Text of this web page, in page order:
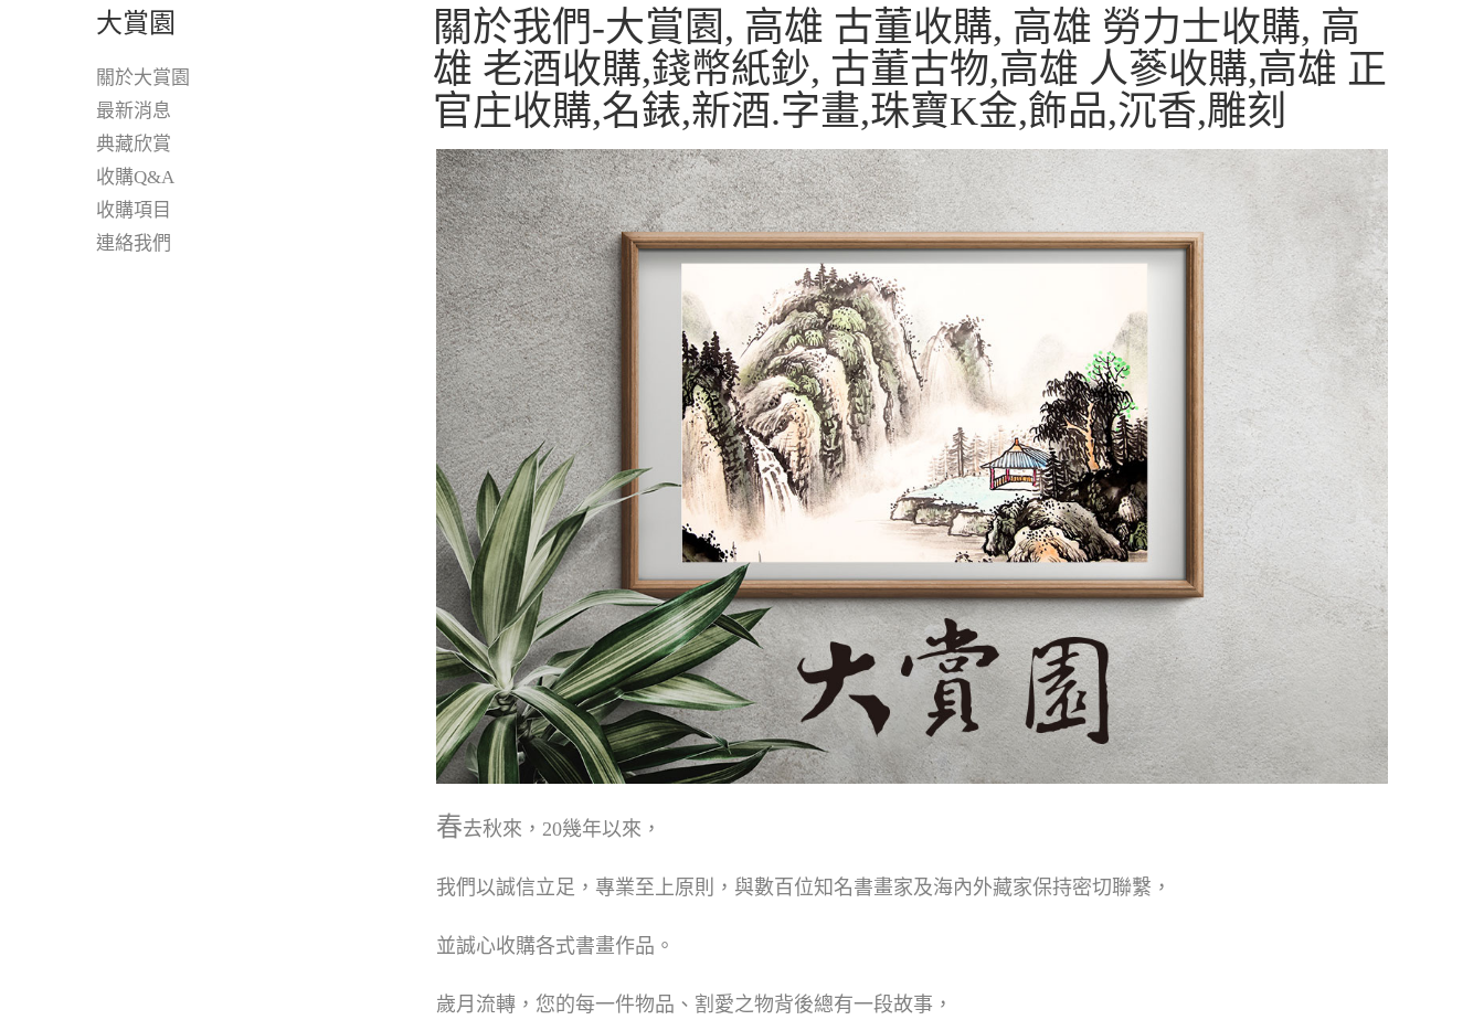
大賞園
關於大賞園
最新消息
典藏欣賞
收購Q&A
收購項目
連絡我們
關於我們-大賞園, 高雄 古董收購, 高雄 勞力士收購, 高
雄 老酒收購,錢幣紙鈔, 古董古物,高雄 人蔘收購,高雄 正
官庄收購,名錶,新酒.字畫,珠寶K金,飾品,沉香,雕刻
春去秋來，20幾年以來，
我們以誠信立足，專業至上原則，與數百位知名書畫家及海內外藏家保持密切聯繫，
並誠心收購各式書畫作品。
歲月流轉，您的每一件物品、割愛之物背後總有一段故事，